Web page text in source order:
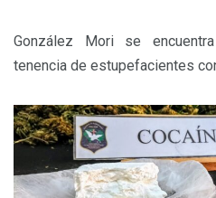
González Mori se
tenencia de estupefacientes